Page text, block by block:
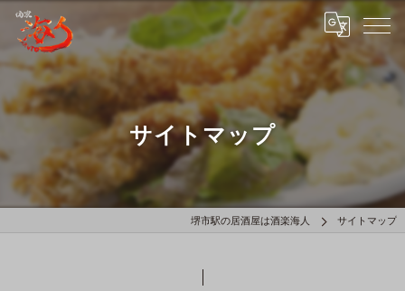
サイトマップ
堺市駅の居酒屋は酒楽海人 サイトマップ